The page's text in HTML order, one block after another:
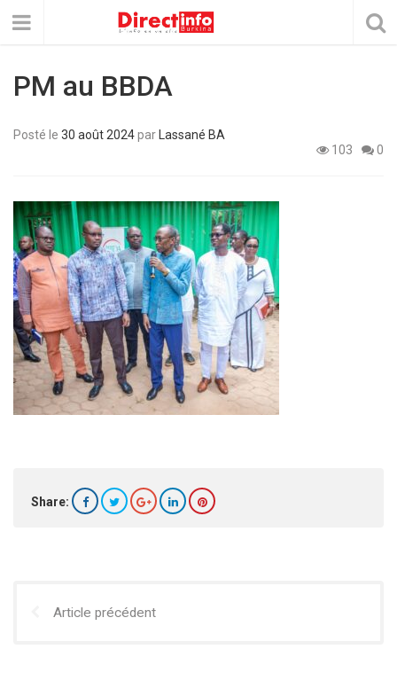
PM au BBDA
Posté le 30 août 2024par
Lassané BA
103
0
Share:
Article précédent